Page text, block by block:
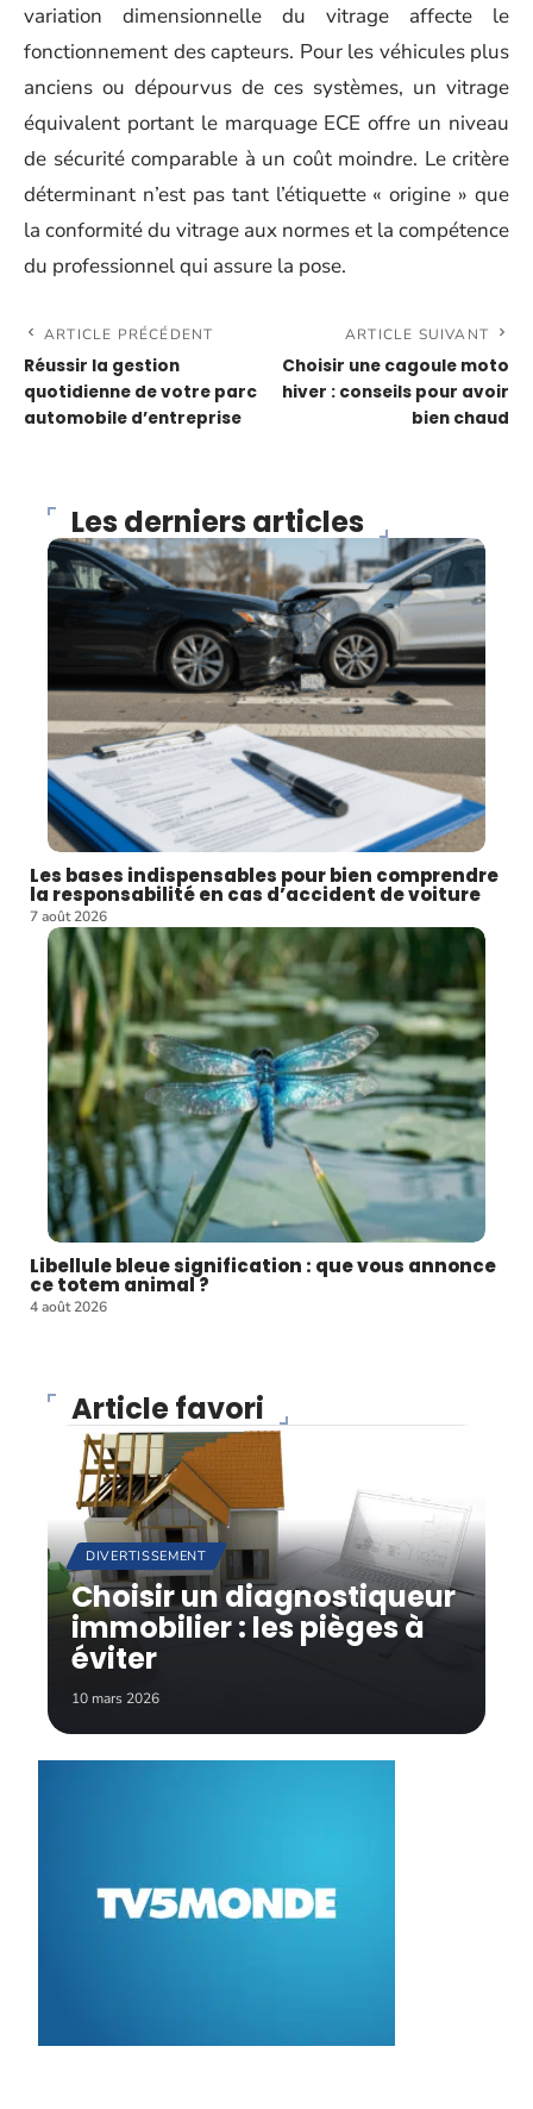
variation dimensionnelle du vitrage affecte le
fonctionnement des capteurs. Pour les véhicules plus
anciens ou dépourvus de ces systèmes, un vitrage
équivalent portant le marquage ECE offre un niveau
de sécurité comparable à un coût moindre. Le critère
déterminant n’est pas tant l’étiquette « origine » que
la conformité du vitrage aux normes et la compétence
du professionnel qui assure la pose.
ARTICLE PRÉCÉDENT
Réussir la gestion
quotidienne de votre parc
automobile d’entreprise
ARTICLE SUIVANT
Choisir une cagoule moto
hiver : conseils pour avoir
bien chaud
Les derniers articles
Les bases indispensables pour bien comprendre
la responsabilité en cas d’accident de voiture
7 août 2026
Libellule bleue signification : que vous annonce
ce totem animal ?
4 août 2026
Article favori
DIVERTISSEMENT
Choisir un diagnostiqueur
immobilier : les pièges à
éviter
10 mars 2026